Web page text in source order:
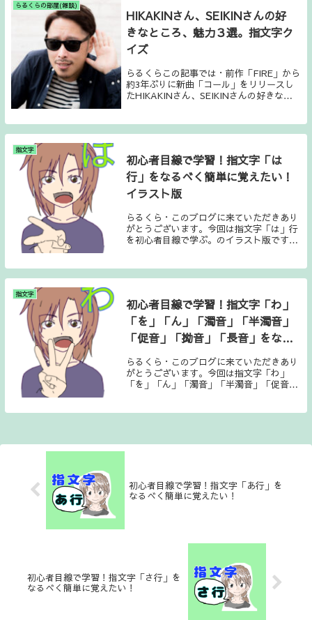
らるくらの部屋(雑談)
HIKAKINさん、SEIKINさんの好
きなところ、魅力３選。指文字ク
イズ
らるくらこの記事では・前作「FIRE」から
約3年ぶりに新曲「コール」をリリースし
たHIKAKINさん、SEIKINさんの好きなと
指文字
初心者目線で学習！指文字「は
行」をなるべく簡単に覚えたい！
イラスト版
らるくら・このブログに来ていただきあり
がとうございます。今回は指文字「は」行
を初心者目線で学ぶ。のイラスト版です。
指文字
初心者目線で学習！指文字「わ」
「を」「ん」「濁音」「半濁音」
「促音」「拗音」「長音」をなる
べく簡単に覚えたい！イラスト版
らるくら・このブログに来ていただきあり
がとうございます。今回は指文字「わ」
「を」「ん」「濁音」「半濁音」「促音」
初心者目線で学習！指文字「あ行」を
なるべく簡単に覚えたい！
初心者目線で学習！指文字「さ行」を
なるべく簡単に覚えたい！